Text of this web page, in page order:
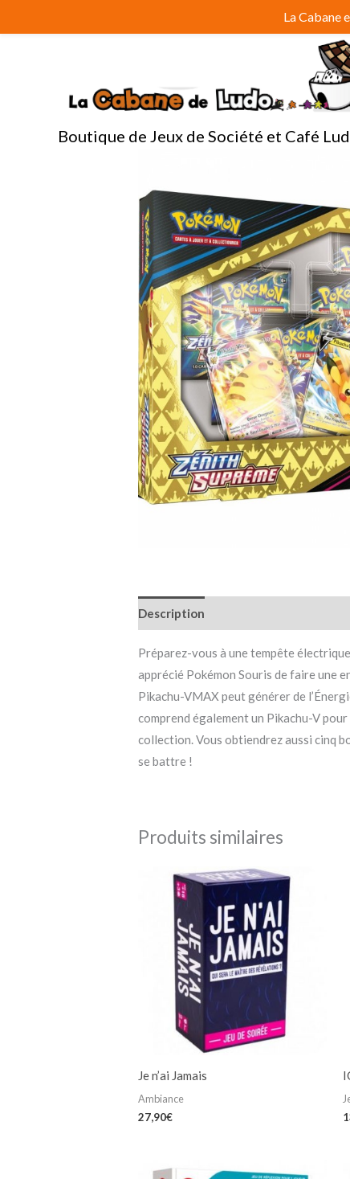
au
Boutique de Jeux de Société et Café
Description
Préparez-vous à une tempête
apprécié Pokémon Souris de faire une
Pikachu-VMAX peut générer de
comprend également un Pikachu-V
collection. Vous obtiendrez aussi cinq
se battre !
Produits similaires
Je n’ai Jamais
Ambiance
27,90€
La Cabane